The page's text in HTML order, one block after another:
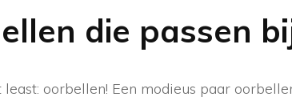
die passen
least: oorbellen! Een modieus paar